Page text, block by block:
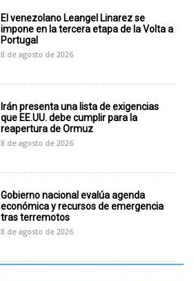
El venezolano Leangel Linarez se
impone en la tercera etapa de la Volta a
Portugal
8 de agosto de 2026
Irán presenta una lista de exigencias
que EE.UU. debe cumplir para la
reapertura de Ormuz
8 de agosto de 2026
Gobierno nacional evalúa agenda
económica y recursos de emergencia
tras terremotos
8 de agosto de 2026